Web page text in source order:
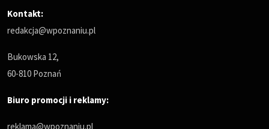
Kontakt:
redakcja@wpoznaniu.pl
Bukowska 12,
60-810 Poznań
Biuro promocji i reklamy:
reklama@wpoznaniu.pl